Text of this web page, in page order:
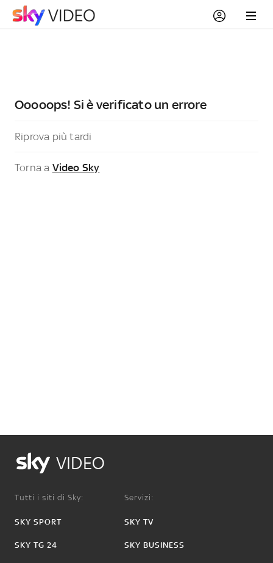
Ooooops! Si è verificato un errore
Riprova più tardi
Torna a Video Sky
VIDEO
Tutti i siti di Sky:
SKY SPORT
SKY TG 24
Servizi:
SKY TV
SKY BUSINESS